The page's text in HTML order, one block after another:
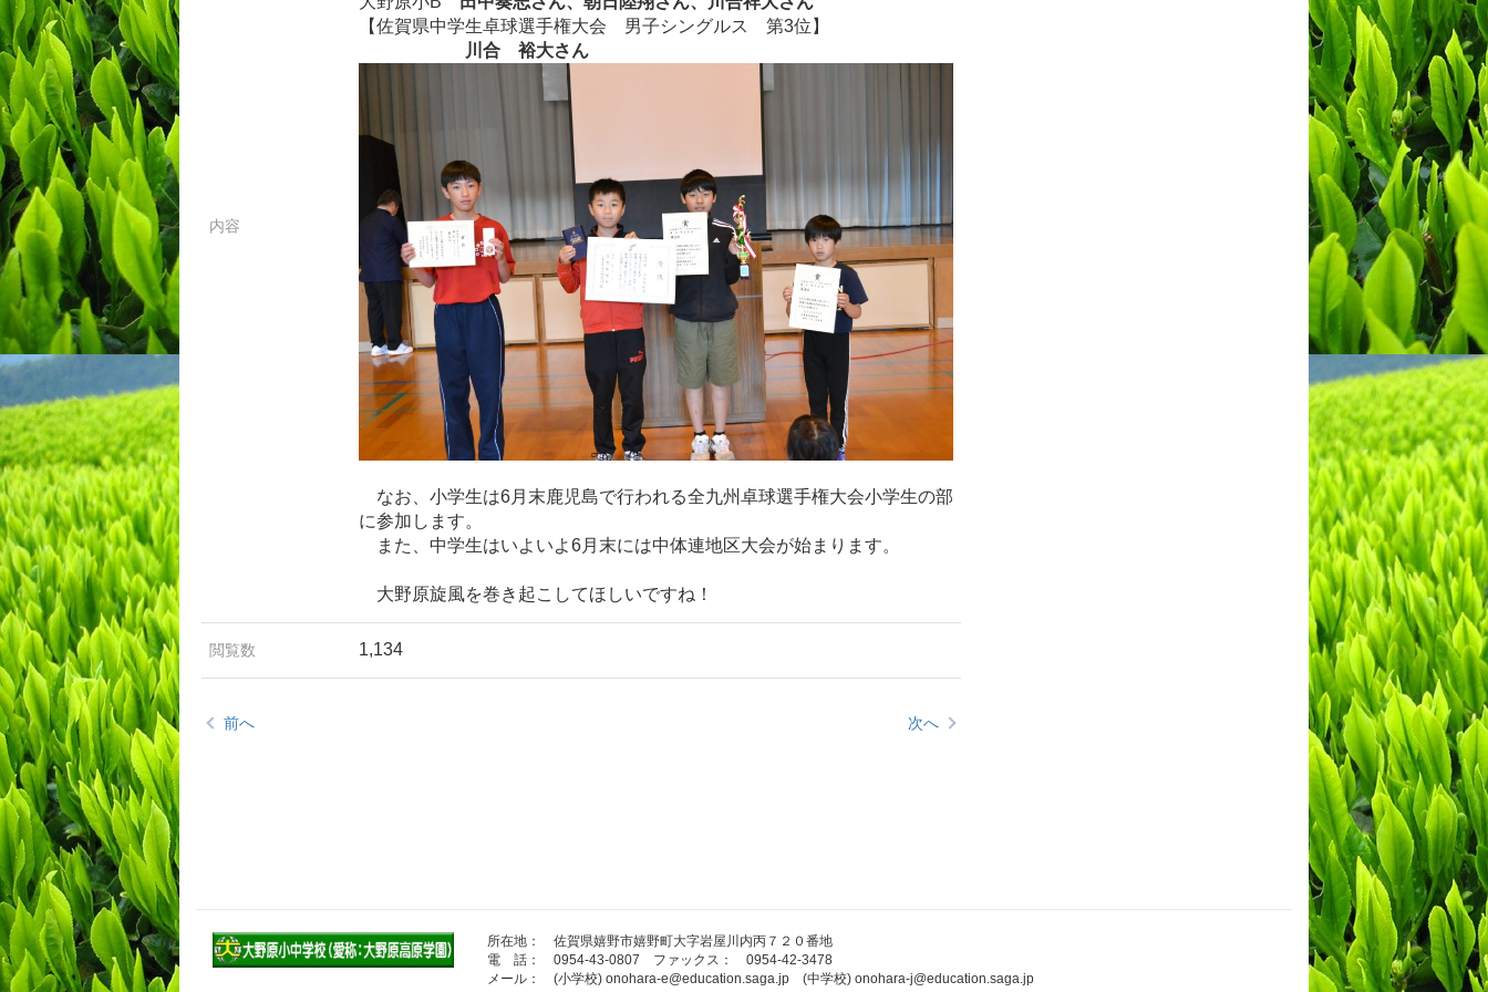
内容
【佐賀県中学生卓球選手権大会 男子シングルス 第3位】
川合 裕大さん
なお、小学生は6月末鹿児島で行われる全九州卓球選手権大会小学生の部
に参加します。
また、中学生はいよいよ6月末には中体連地区大会が始まります。
大野原旋風を巻き起こしてほしいですね！
閲覧数 1,134
前へ 次へ
所在地： 佐賀県嬉野市嬉野町大字岩屋川内丙７２０番地
電 話： 0954-43-0807 ファックス： 0954-42-3478
メール： (小学校) onohara-e@education.saga.jp (中学校) onohara-j@education.saga.jp